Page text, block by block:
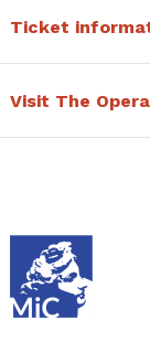
Ticket
Visit The